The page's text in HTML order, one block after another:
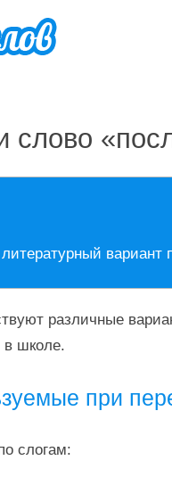
слово
вариант
различные
в школе.
при
слогам: